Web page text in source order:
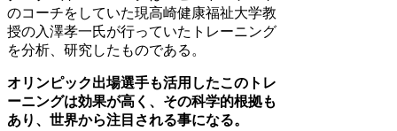
のコーチをしていた現高崎健康福祉大学教
授の入澤孝一氏が行っていたトレーニング
を分析、研究したものである。
オリンピック出場選手も活用したこのトレ
ーニングは効果が高く、その科学的根拠も
あり、世界から注目される事になる。